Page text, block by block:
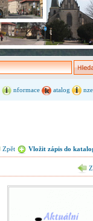
nformace atalog
Zpět Vložit zápis do